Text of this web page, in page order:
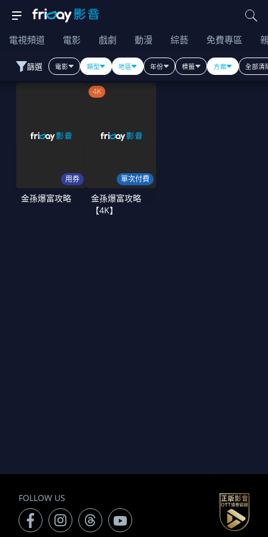
電視頻道 電影 戲劇 動漫 綜藝 免費專區
篩選 電影 類型 地區 年份 標籤 方案 全部清
用券
金孫爆富攻略
4K
單次付費
金孫爆富攻略
【4K】
FOLLOW US